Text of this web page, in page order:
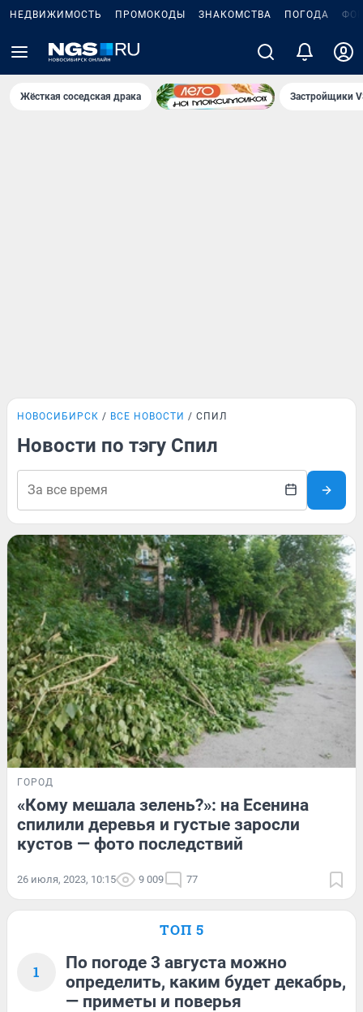
НЕДВИЖИМОСТЬ ПРОМОКОДЫ ЗНАКОМСТВА ПОГОДА
Жёсткая соседская драка Застройщики
НОВОСИБИРСК ВСЕ НОВОСТИ СПИЛ
Новости по тэгу Спил
ГОРОД
«Кому мешала зелень?»: на Есенина
спилили деревья и густые заросли
кустов — фото последствий
26 июля, 2023, 10:15 9 009 77
ТОП 5
1
По погоде 3 августа можно
определить, каким будет декабрь,
— приметы и поверья